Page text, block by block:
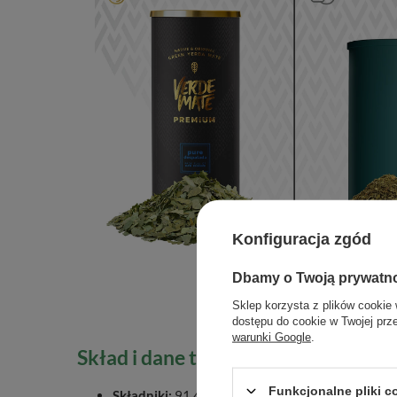
Skład i dane techniczne
Konfiguracja zgód
Dbamy o Twoją
Sklep korzysta z plików cookie
dostępu do cookie w Twojej
warunki Google
Funkcjonalne pliki